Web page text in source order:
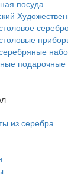
посуда
подарочные
из серебра